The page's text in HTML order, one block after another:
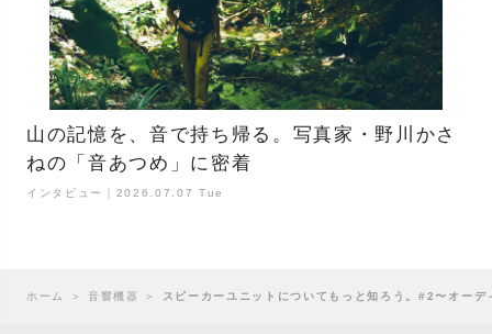
山の記憶を、音で持ち帰る。写真家・野川かさ
ねの「音あつめ」に密着
インタビュー｜2026.07.07 Tue
ホーム ＞ 音響機器 ＞ スピーカーユニットについてもっと知ろう。#2〜オー